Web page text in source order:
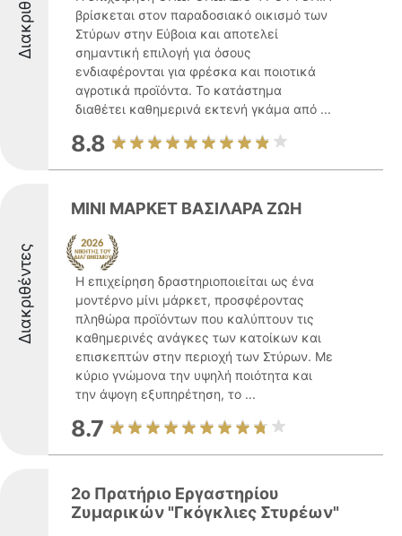
βρίσκεται στον παραδοσιακό οικισμό των
Στύρων στην Εύβοια και αποτελεί
σημαντική επιλογή για όσους
ενδιαφέρονται για φρέσκα και ποιοτικά
αγροτικά προϊόντα. Το κατάστημα
διαθέτει καθημερινά εκτενή γκάμα από ...
8.8
Διακριθέντες
ΜΙΝΙ ΜΑΡΚΕΤ ΒΑΣΙΛΑΡΑ ΖΩΗ
Η επιχείρηση δραστηριοποιείται ως ένα
μοντέρνο μίνι μάρκετ, προσφέροντας
πληθώρα προϊόντων που καλύπτουν τις
καθημερινές ανάγκες των κατοίκων και
επισκεπτών στην περιοχή των Στύρων. Με
κύριο γνώμονα την υψηλή ποιότητα και
την άψογη εξυπηρέτηση, το ...
8.7
2ο Πρατήριο Εργαστηρίου
Ζυμαρικών "Γκόγκλιες Στυρέων"